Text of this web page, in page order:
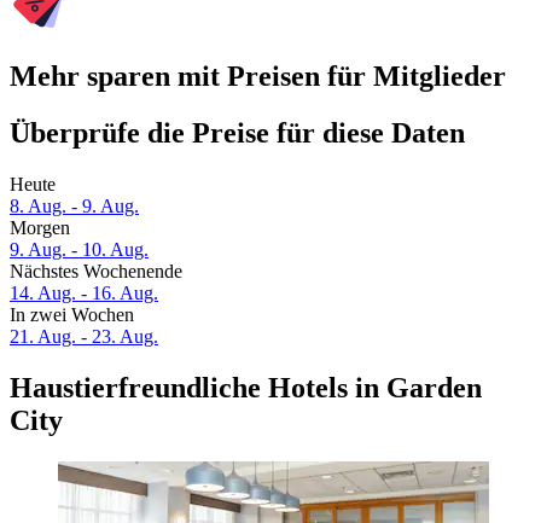
Mehr sparen mit Preisen für Mitglieder
Überprüfe die Preise für diese Daten
Heute
8. Aug. - 9. Aug.
Morgen
9. Aug. - 10. Aug.
Nächstes Wochenende
14. Aug. - 16. Aug.
In zwei Wochen
21. Aug. - 23. Aug.
Haustierfreundliche Hotels in Garden
City